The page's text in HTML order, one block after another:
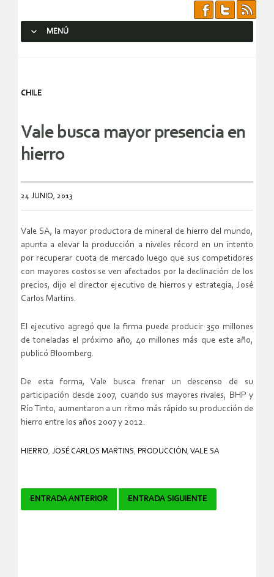
MENÚ
CHILE
Vale busca mayor presencia en
hierro
24 JUNIO, 2013
Vale SA, la mayor productora de mineral de hierro del mundo,
apunta a elevar la producción a niveles récord en un intento
por recuperar cuota de mercado luego que sus competidores
con mayores costos se ven afectados por la declinación de los
precios, dijo el director ejecutivo de hierros y estrategia, José
Carlos Martins.
El ejecutivo agregó que la firma puede producir 350 millones
de toneladas el próximo año, 40 millones más que este año,
publicó Bloomberg.
De esta forma, Vale busca frenar un descenso de su
participación desde 2007, cuando sus mayores rivales, BHP y
Río Tinto, aumentaron a un ritmo más rápido su producción de
hierro entre los años 2007 y 2012.
HIERRO, JOSÉ CARLOS MARTINS, PRODUCCIÓN , VALE SA
Navegador
ENTRADA ANTERIOR ENTRADA SIGUIENTE